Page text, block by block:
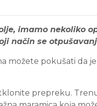
imamo nekoliko
način se
možete pokušati da
prepreku.